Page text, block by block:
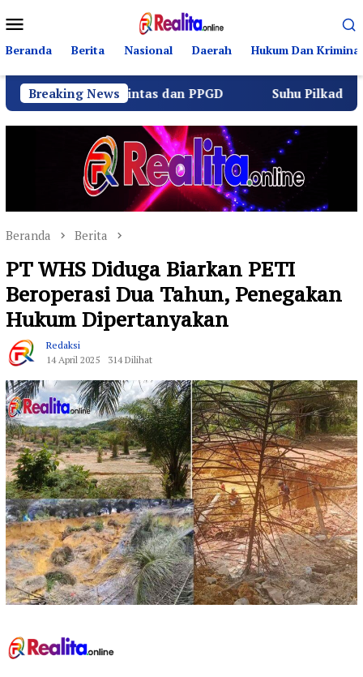
ke
kontenMobile
Beranda Berita Nasional Daerah Hukum Dan Kriminal
Breaking News
Lintas dan PPGD Suhu Pilkades Sukamulya
Beranda Berita
PT WHS Diduga Biarkan PETI
Beroperasi Dua Tahun, Penegakan
Hukum Dipertanyakan
Redaksi
14 April 2025
314 Dilihat